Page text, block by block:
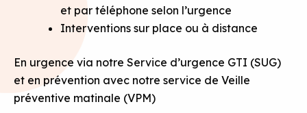
et par téléphone selon l’urgence
Interventions sur place ou à distance
En urgence via notre Service d’urgence GTI (SUG)
et en prévention avec notre service de Veille
préventive matinale (VPM)